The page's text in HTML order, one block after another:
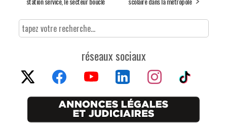
réseaux sociaux